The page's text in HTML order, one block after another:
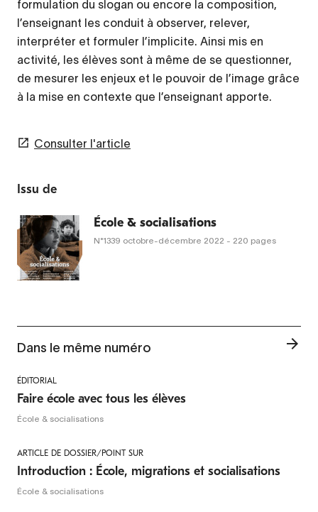
formulation du slogan ou encore la composition,
l’enseignant les conduit à observer, relever,
interpréter et formuler l’implicite. Ainsi mis en
activité, les élèves sont à même de se questionner,
de mesurer les enjeux et le pouvoir de l’image grâce
à la mise en contexte que l’enseignant apporte.
Consulter l'article
Issu de
École & socialisations
N°1339 octobre-décembre 2022 - 220 pages
Dans le même numéro
ÉDITORIAL
Faire école avec tous les élèves
École & socialisations
ARTICLE DE DOSSIER/POINT SUR
Introduction : École, migrations et socialisations
École & socialisations